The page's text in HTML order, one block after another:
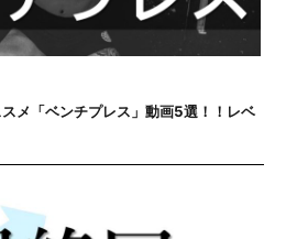
スメ「ベンチプレス」動画5選！！レベ